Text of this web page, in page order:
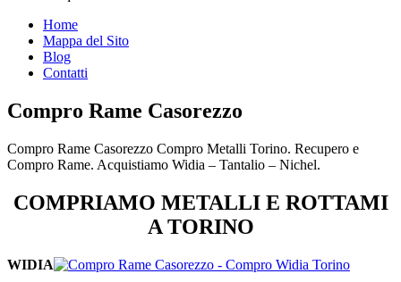
Home
Mappa del Sito
Blog
Contatti
Compro Rame Casorezzo
Compro Rame Casorezzo Compro Metalli Torino. Recupero e
Compro Rame. Acquistiamo Widia – Tantalio – Nichel.
COMPRIAMO METALLI E ROTTAMI
A TORINO
WIDIA